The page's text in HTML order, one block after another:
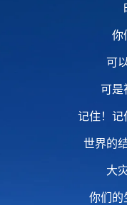
你
可
可是
记住！记
世界的
大
你们的